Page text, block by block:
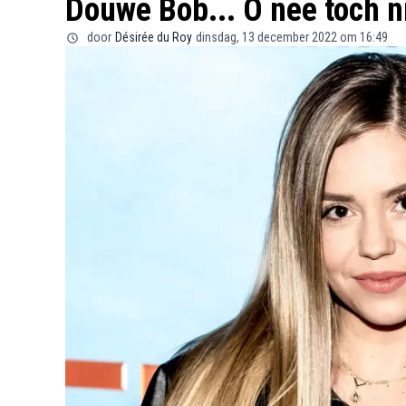
Douwe Bob... O nee toch
door Désirée du Roy dinsdag, 13 december 2022 om 16:49